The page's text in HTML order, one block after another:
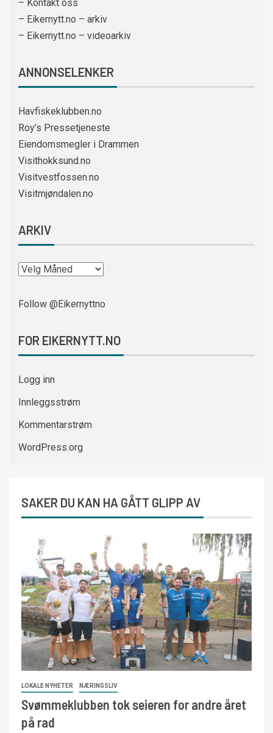
– Kontakt oss
– Eikernytt.no – arkiv
– Eikernytt.no – videoarkiv
ANNONSELENKER
Havfiskeklubben.no
Roy’s Pressetjeneste
Eiendomsmegler i Drammen
Visithokksund.no
Visitvestfossen.no
Visitmjøndalen.no
ARKIV
Follow @Eikernyttno
FOR EIKERNYTT.NO
Logg inn
Innleggsstrøm
Kommentarstrøm
WordPress.org
SAKER DU KAN HA GÅTT GLIPP AV
LOKALE NYHETER NÆRINGSLIV
Svømmeklubben tok seieren for andre året
på rad